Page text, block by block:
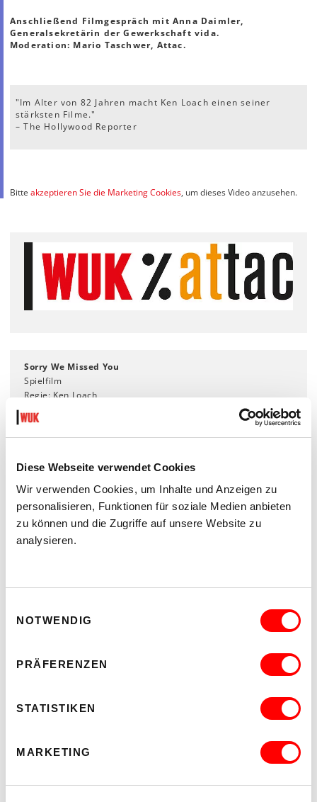
Diese Webseite verwendet Cookies
Wir verwenden Cookies, um Inhalte und Anzeigen zu
personalisieren, Funktionen für soziale Medien anbieten
zu können und die Zugriffe auf unsere Website zu
analysieren.
NOTWENDIG
PRÄFERENZEN
STATISTIKEN
MARKETING
Anschließend Filmgespräch mit Anna Daimler,
Generalsekretärin der Gewerkschaft vida.
Moderation: Mario Taschwer, Attac.
"Im Alter von 82 Jahren macht Ken Loach einen seiner
stärksten Filme."
– The Hollywood Reporter
Bitte akzeptieren Sie die Marketing Cookies, um dieses Video anzusehen.
Sorry We Missed You
Spielfilm
Regie: Ken Loach
Deutsche Fassung
Bewegung".
Filmbesprechung